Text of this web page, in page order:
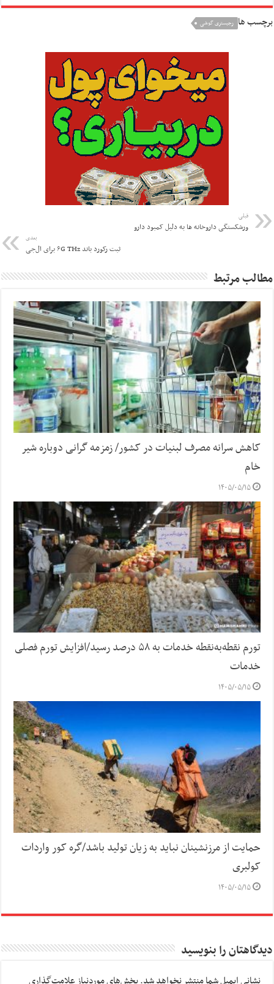
برچسب ها رجیستری گوشی
قبلی
ورشکستگی داروخانه ها به دلیل کمبود دارو
بعدی
ثبت رکورد باند ۶G THz برای ال‌جی
مطالب مرتبط
کاهش سرانه مصرف لبنیات در کشور/ زمزمه گرانی دوباره شیر
خام
۱۴۰۵/۰۵/۱۵
تورم نقطه‌به‌نقطه خدمات به ۵۸ درصد رسید/افزایش تورم فصلی
خدمات
۱۴۰۵/۰۵/۱۵
حمایت از مرزنشینان نباید به زیان تولید باشد/گره کور واردات
کولبری
۱۴۰۵/۰۵/۱۵
دیدگاهتان را بنویسید